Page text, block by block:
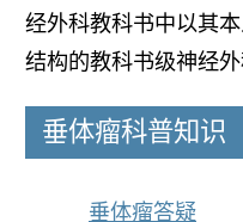
经外科教科书中以其
结构的教科书级神经外
垂体瘤科普知识
垂体瘤答疑